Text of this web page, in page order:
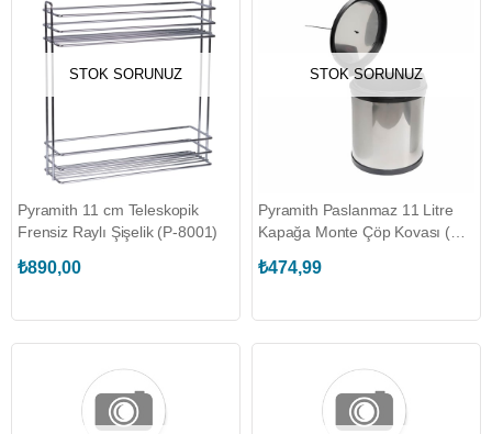
STOK SORUNUZ
Pyramith 11 cm Teleskopik
Frensiz Raylı Şişelik (P-8001)
₺890,00
STOK SORUNUZ
Pyramith Paslanmaz 11 Litre
Kapağa Monte Çöp Kovası (P-
₺474,99